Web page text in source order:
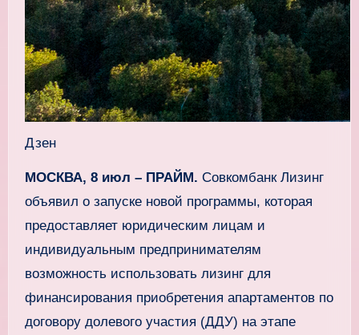
Дзен
МОСКВА, 8 июл – ПРАЙМ. Совкомбанк Лизинг
объявил о запуске новой программы, которая
предоставляет юридическим лицам и
индивидуальным предпринимателям
возможность использовать лизинг для
финансирования приобретения апартаментов по
договору долевого участия (ДДУ) на этапе